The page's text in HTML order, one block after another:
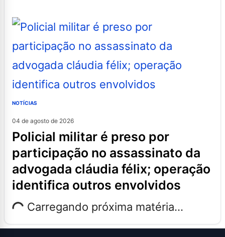
NOTÍCIAS
04 de agosto de 2026
policial militar é preso por
participação no assassinato da
advogada cláudia félix; operação
identifica outros envolvidos
Carregando próxima matéria...